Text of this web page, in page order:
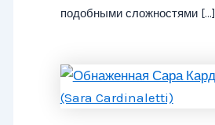
подобными сложностями […]